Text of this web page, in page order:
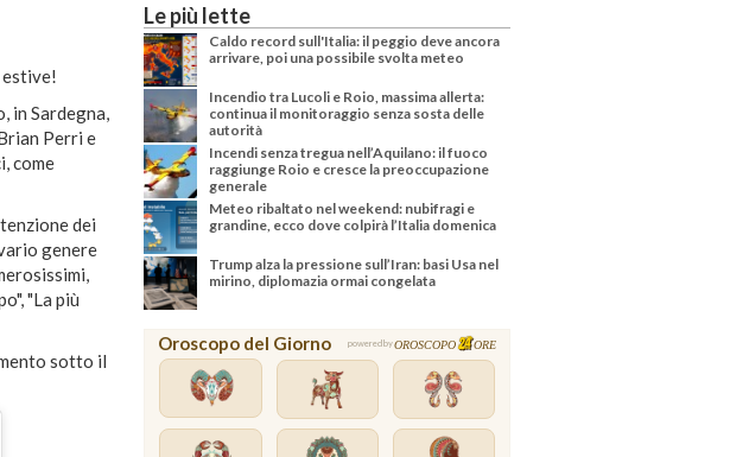
estive!
in Sardegna,
Perri e
come
dei
genere
"La più
sotto il
Le più lette
Caldo record sull'Italia: il peggio deve ancora
arrivare, poi una possibile svolta meteo
Incendio tra Lucoli e Roio, massima allerta:
continua il monitoraggio senza sosta delle
autorità
Incendi senza tregua nell’Aquilano: il fuoco
raggiunge Roio e cresce la preoccupazione
generale
Meteo ribaltato nel weekend: nubifragi e
grandine, ecco dove colpirà l’Italia domenica
Trump alza la pressione sull’Iran: basi Usa nel
mirino, diplomazia ormai congelata
Oroscopo del Giorno powered byOROSCOPO ORE